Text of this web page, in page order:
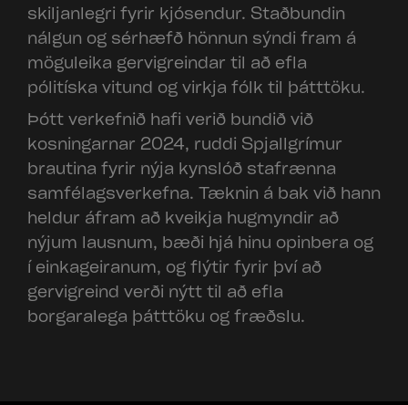
skiljanlegri fyrir kjósendur. Staðbundin
nálgun og sérhæfð hönnun sýndi fram á
möguleika gervigreindar til að efla
pólitíska vitund og virkja fólk til þátttöku.
Þótt verkefnið hafi verið bundið við
kosningarnar 2024, ruddi Spjallgrímur
brautina fyrir nýja kynslóð stafrænna
samfélagsverkefna. Tæknin á bak við hann
heldur áfram að kveikja hugmyndir að
nýjum lausnum, bæði hjá hinu opinbera og
í einkageiranum, og flýtir fyrir því að
gervigreind verði nýtt til að efla
borgaralega þátttöku og fræðslu.